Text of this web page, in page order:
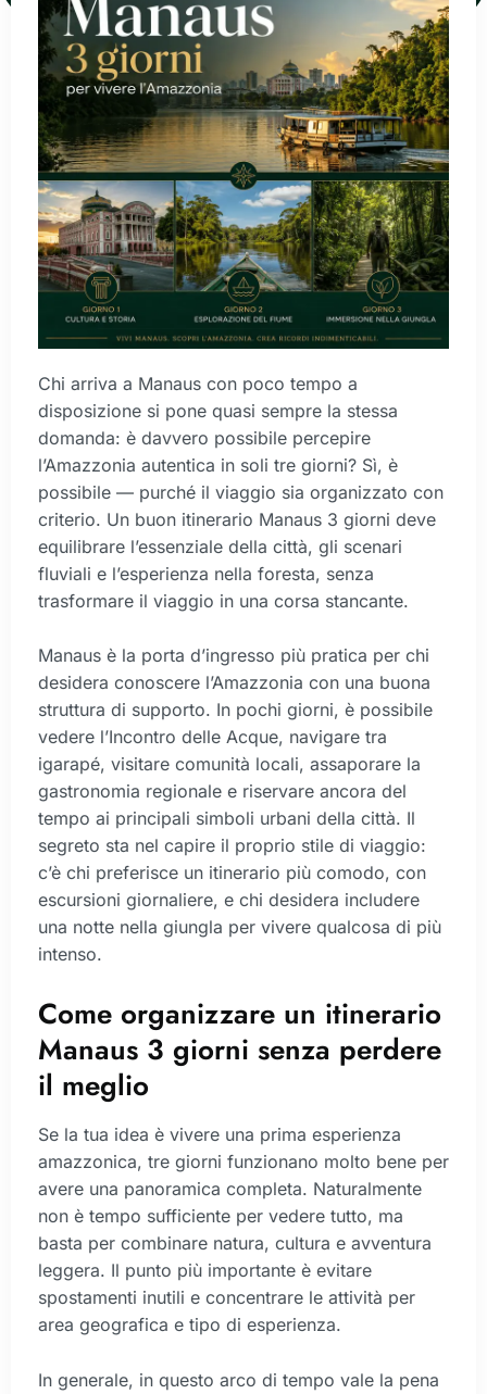
Chi arriva a Manaus con poco tempo a
disposizione si pone quasi sempre la stessa
domanda: è davvero possibile percepire
l’Amazzonia autentica in soli tre giorni? Sì, è
possibile — purché il viaggio sia organizzato con
criterio. Un buon itinerario Manaus 3 giorni deve
equilibrare l’essenziale della città, gli scenari
fluviali e l’esperienza nella foresta, senza
trasformare il viaggio in una corsa stancante.
Manaus è la porta d’ingresso più pratica per chi
desidera conoscere l’Amazzonia con una buona
struttura di supporto. In pochi giorni, è possibile
vedere l’Incontro delle Acque, navigare tra
igarapé, visitare comunità locali, assaporare la
gastronomia regionale e riservare ancora del
tempo ai principali simboli urbani della città. Il
segreto sta nel capire il proprio stile di viaggio:
c’è chi preferisce un itinerario più comodo, con
escursioni giornaliere, e chi desidera includere
una notte nella giungla per vivere qualcosa di più
intenso.
Come organizzare un itinerario
Manaus 3 giorni senza perdere
il meglio
Se la tua idea è vivere una prima esperienza
amazzonica, tre giorni funzionano molto bene per
avere una panoramica completa. Naturalmente
non è tempo sufficiente per vedere tutto, ma
basta per combinare natura, cultura e avventura
leggera. Il punto più importante è evitare
spostamenti inutili e concentrare le attività per
area geografica e tipo di esperienza.
In generale, in questo arco di tempo vale la pena